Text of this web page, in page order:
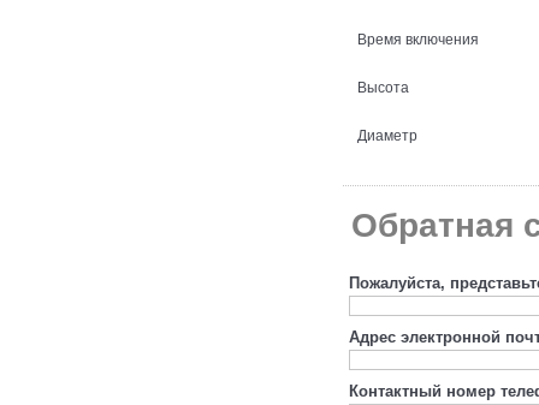
Время включения
Высота
Диаметр
Обратная
Пожалуйста,
Адрес электронной
Контактный номер